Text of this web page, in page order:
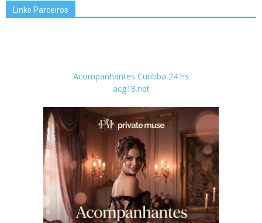
Links Parceiros
Acompanhantes Curitiba 24 hs
acg18.net